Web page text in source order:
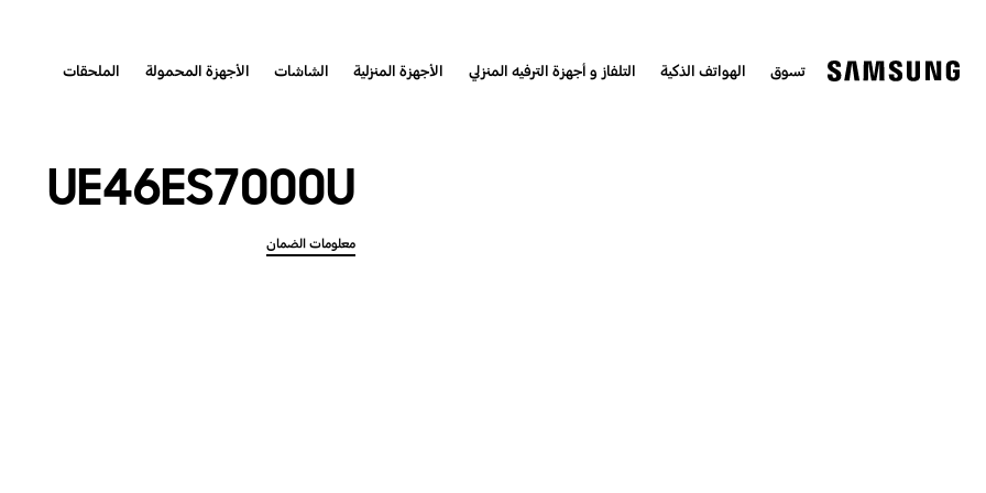
تسوق الهواتف الذكية التلفاز و أجهزة الترفيه المنزلي الأجهزة المنزلية الشاشات الأجهزة المحمولة الملحقات
UE46ES7000U
معلومات الضمان